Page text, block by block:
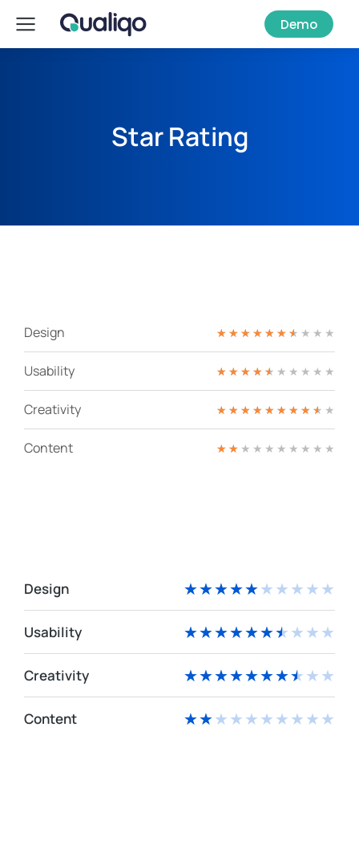
Demo
Star Rating
Design ★ ★ ★ ★ ★ ★ ★ ★ ★ ★
Usability ★ ★ ★ ★ ★ ★ ★ ★ ★ ★
Creativity ★ ★ ★ ★ ★ ★ ★ ★ ★ ★
Content ★ ★ ★ ★ ★ ★ ★ ★ ★ ★
Design ★★★★★★ ★ ★ ★ ★
Usability ★★★★★★★ ★ ★ ★
Creativity ★★★★★★★★ ★ ★
Content ★★★ ★ ★ ★ ★ ★ ★ ★